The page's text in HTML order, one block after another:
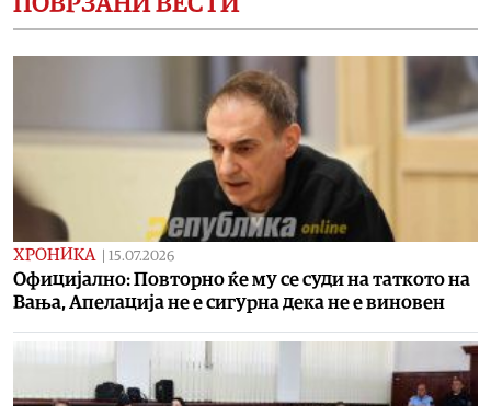
ХРОНИКА | 15.07.2026
Oфицијално: Повторно ќе му се суди на таткото на
Вања, Апелација не е сигурна дека не е виновен